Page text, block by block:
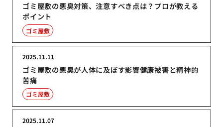
ゴミ屋敷の悪臭対策、注意すべき点は？プロが教える
ポイント
ゴミ屋敷
ゴミ屋敷の悪臭が人体に及ぼす影響健康被害と精神的
苦痛
2025.11.11
ゴミ屋敷
2025.11.07